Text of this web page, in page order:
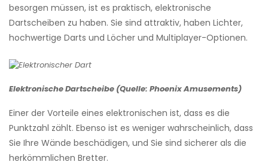
besorgen müssen, ist es praktisch, elektronische
Dartscheiben zu haben. Sie sind attraktiv, haben Lichter,
hochwertige Darts und Löcher und Multiplayer-Optionen.
Elektronische Dartscheibe (Quelle: Phoenix Amusements)
Einer der Vorteile eines elektronischen ist, dass es die
Punktzahl zählt. Ebenso ist es weniger wahrscheinlich, dass
Sie Ihre Wände beschädigen, und Sie sind sicherer als die
herkömmlichen Bretter.